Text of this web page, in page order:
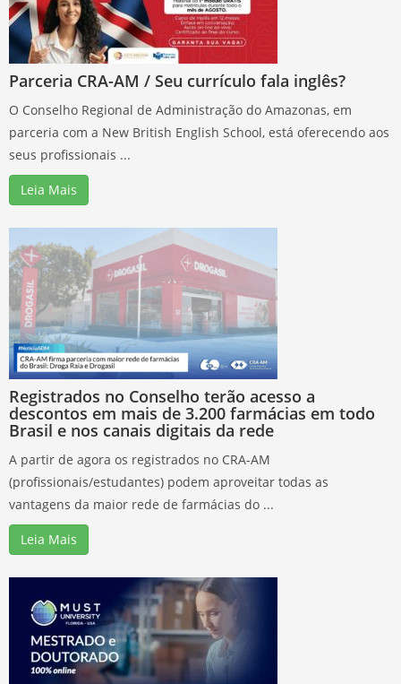
Parceria CRA-AM / Seu currículo fala inglês?
O Conselho Regional de Administração do Amazonas, em
parceria com a New British English School, está oferecendo aos
seus profissionais ...
Leia Mais
Registrados no Conselho terão acesso a
descontos em mais de 3.200 farmácias em todo
Brasil e nos canais digitais da rede
A partir de agora os registrados no CRA-AM
(profissionais/estudantes) podem aproveitar todas as
vantagens da maior rede de farmácias do ...
Leia Mais